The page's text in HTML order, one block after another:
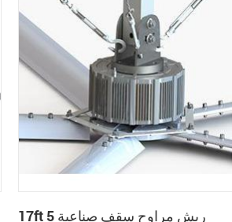
17ft 5 ريش مراوح سقف صناعية